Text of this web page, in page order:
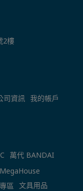
2樓
司資訊 我的帳戶
萬代 BANDAI
區 文具用品